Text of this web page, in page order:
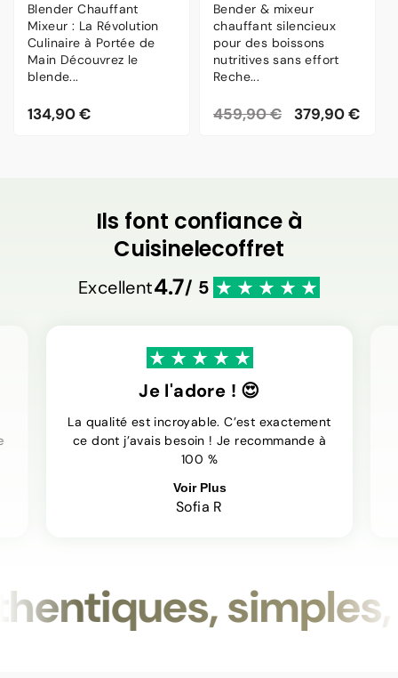
critiques
Blender Chauffant
Mixeur : La Révolution
Culinaire à Portée de
Main Découvrez le
blende...
Prix
134,90 €
critiques
Bender & mixeur
chauffant silencieux
pour des boissons
nutritives sans effort
Reche...
Prix
459,90 € Prix
379,90 €
Ils font confiance à
Cuisinelecoffret
Excellent4.7/ 5
Je l'adore ! 😍
La qualité est incroyable. C’est exactement
ce dont j’avais besoin ! Je recommande à
100 %
Voir Plus
Sofia R
simples,